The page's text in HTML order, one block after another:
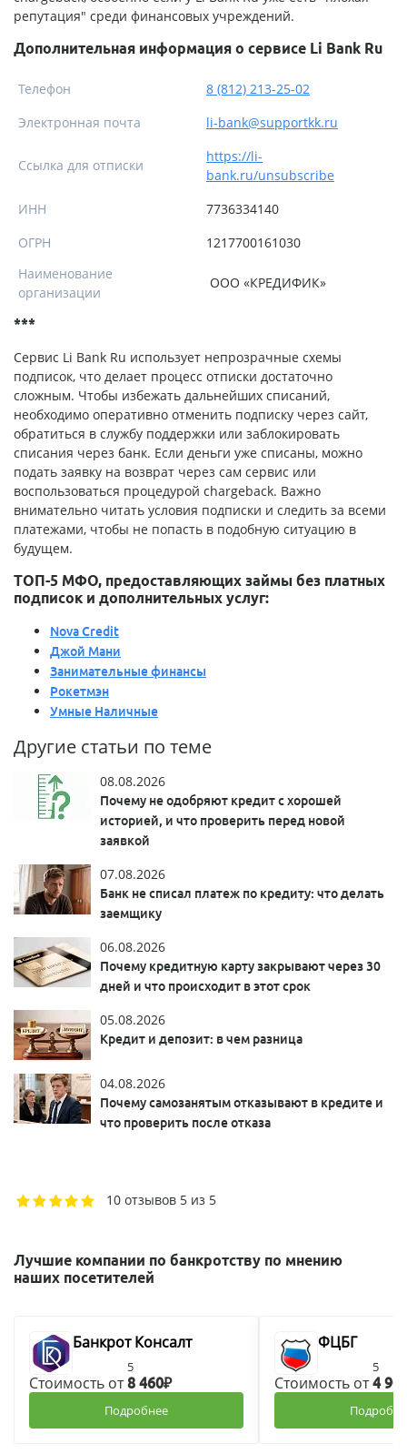
репутация" среди финансовых учреждений.
Дополнительная информация о сервисе Li Bank Ru
Телефон
8 (812) 213-25-02
Электронная почта
li-bank@supportkk.ru
Ссылка для отписки
https://li-
bank.ru/unsubscribe
ИНН
7736334140
ОГРН
1217700161030
Наименование
организации
ООО «КРЕДИФИК»
***
Сервис Li Bank Ru использует непрозрачные схемы
подписок, что делает процесс отписки достаточно
сложным. Чтобы избежать дальнейших списаний,
необходимо оперативно отменить подписку через сайт,
обратиться в службу поддержки или заблокировать
списания через банк. Если деньги уже списаны, можно
подать заявку на возврат через сам сервис или
воспользоваться процедурой chargeback. Важно
внимательно читать условия подписки и следить за всеми
платежами, чтобы не попасть в подобную ситуацию в
будущем.
ТОП-5 МФО, предоставляющих займы без платных
подписок и дополнительных услуг:
Nova Credit
Джой Мани
Занимательные финансы
Рокетмэн
Умные Наличные
Другие статьи по теме
08.08.2026
Почему не одобряют кредит с хорошей
историей, и что проверить перед новой
заявкой
07.08.2026
Банк не списал платеж по кредиту: что делать
заемщику
06.08.2026
Почему кредитную карту закрывают через 30
дней и что происходит в этот срок
05.08.2026
Кредит и депозит: в чем разница
04.08.2026
Почему самозанятым отказывают в кредите и
что проверить после отказа
10 отзывов 5 из 5
Лучшие компании по банкротству по мнению
наших посетителей
Банкрот Консалт
5
Стоимость от8 460₽
Подробнее
ФЦБГ
5
Стоимость от4